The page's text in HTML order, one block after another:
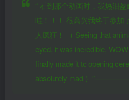
“ 看到那个动画时，我热泪盈
哇！！！ 很高兴我终于参加
人疯狂！
（ Seeing that
eyed, it was incredible,
finally made it to opening
absolutely mad ）